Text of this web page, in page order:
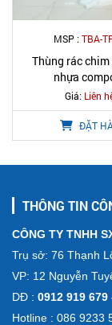
MSP :TBA-
Thùng rác
nhựa
Giá: Liên
ĐẶT
THÔNG TIN
CÔNG TY TNHH
Trụ sở: 76 Thạnh
VP: 12 Nguyễn
DĐ : 0912 919
Hotline : 086 9233